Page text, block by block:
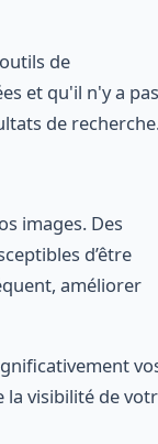
de
et qu'il n'y a pas
de
images. Des
d’être
améliorer
la visibilité de